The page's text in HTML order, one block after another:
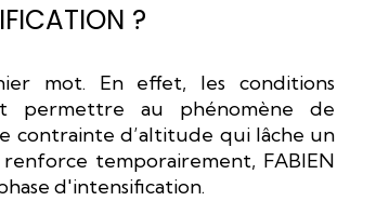
?
mot. En effet, les conditions
permettre au phénomène de
contrainte d’altitude qui lâche un
temporairement, FABIEN
d'intensification.